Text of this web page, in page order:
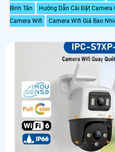
Bình Tân
Hướng Dẫn Cài Đặt Camera
Camera Wifi
Camera Wifi Giá Bao